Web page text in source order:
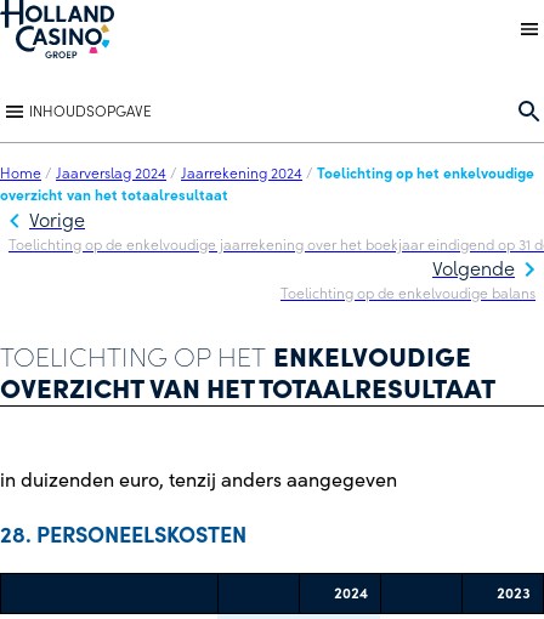
Back to homepage
INHOUDSOPGAVE
Home / Jaarverslag 2024 / Jaarrekening 2024 / Toelichting op het enkelvoudige
overzicht van het totaalresultaat
Volgende
Toelichting op de enkelvoudige balans
Vorige
Toelichting op de enkelvoudige jaarrekening over het boekjaar eindigend op 31
TOELICHTING OP HET ENKELVOUDIGE
OVERZICHT VAN HET TOTAALRESULTAAT
in duizenden euro, tenzij anders aangegeven
28. PERSONEELSKOSTEN
2024 2023